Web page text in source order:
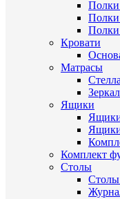
Полки
Полки
Полки
Кровати
Матрасы
Ящики
Комплект
Столы